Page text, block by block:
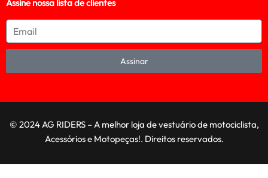
Assine nossa lista de clientes
Assinar
© 2024 AG RIDERS – A melhor loja de vestuário de motociclista,
Acessórios e Motopeças!. Direitos reservados.